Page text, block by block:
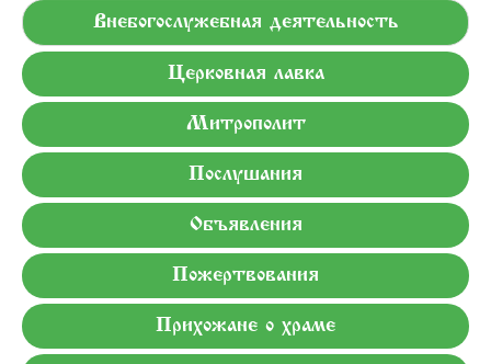
Внебогослужебная деятельность
Церковная лавка
Митрополит
Послушания
Объявления
Пожертвования
Прихожане о храме